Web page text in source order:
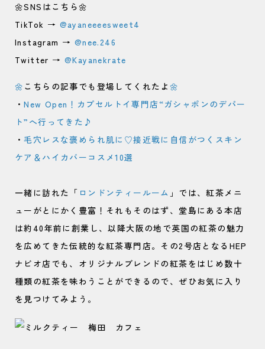
🌼SNSはこちら🌼
TikTok → @ayaneeeesweet4
Instagram → @nee.246
Twitter →@Kayanekrate
🌼 こちらの記事でも登場してくれたよ 🌼
・New Open！カプセルトイ専門店“ガシャポンのデパー
ト”へ行ってきた♪
・毛穴レスな褒められ肌に♡接近戦に自信がつくスキン
ケア＆ハイカバーコスメ10選
一緒に訪れた「 ロンドンティールーム 」では、紅茶メニ
ューがとにかく豊富！それもそのはず、堂島にある本店
は約40年前に創業し、以降大阪の地で英国の紅茶の魅力
を広めてきた伝統的な紅茶専門店。その2号店となるHEP
ナビオ店でも、オリジナルブレンドの紅茶をはじめ数十
種類の紅茶を味わうことができるので、ぜひお気に入り
を見つけてみよう。